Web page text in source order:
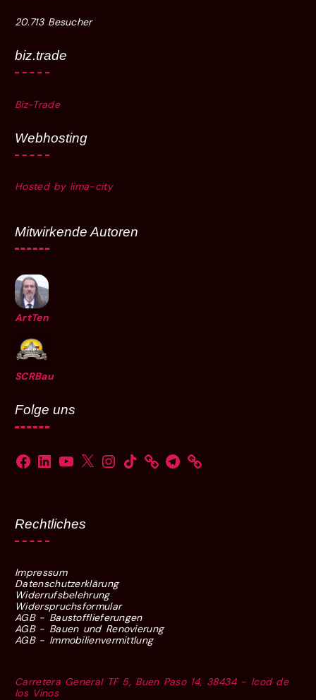
20.713 Besucher
biz.trade
Biz-Trade
Webhosting
Hosted by lima-city
Mitwirkende Autoren
ArtTen
SCRBau
Folge uns
Rechtliches
Impressum
Datenschutzerklärung
Widerrufsbelehrung
Widerspruchsformular
AGB - Baustofflieferungen
AGB - Bauen und Renovierung
AGB - Immobilienvermittlung
Carretera General TF 5, Buen Paso 14, 38434 - Icod de
los Vinos